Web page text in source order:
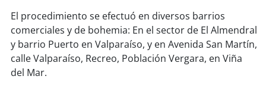
soyquillota
soysanantonio
soychillán
El procedimiento se efectuó en diversos barrios
comerciales y de bohemia: En el sector de El Almendral
y barrio Puerto en Valparaíso, y en Avenida San Martín,
calle Valparaíso, Recreo, Población Vergara, en Viña
del Mar.